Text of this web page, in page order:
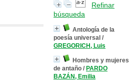
Refinar
búsqueda
Antología de la
poesía universal /
GREGORICH, Luis
Hombres y mujeres
de antaño / PARDO
BAZÁN, Emilia